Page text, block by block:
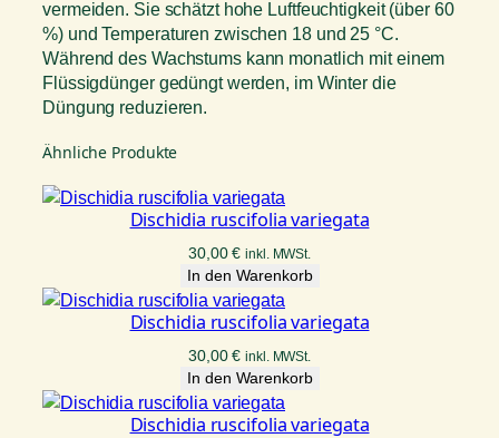
vermeiden. Sie schätzt hohe Luftfeuchtigkeit (über 60
%) und Temperaturen zwischen 18 und 25 °C.
Während des Wachstums kann monatlich mit einem
Flüssigdünger gedüngt werden, im Winter die
Düngung reduzieren.
Ähnliche Produkte
Dischidia ruscifolia variegata
30,00€ inkl. MWSt.
In den Warenkorb
Dischidia ruscifolia variegata
30,00€ inkl. MWSt.
In den Warenkorb
Dischidia ruscifolia variegata